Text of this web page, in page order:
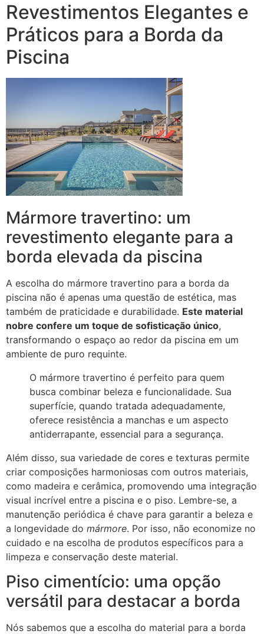
Revestimentos Elegantes e
Práticos para a Borda da
Piscina
Mármore travertino: um
revestimento elegante para a
borda elevada da piscina
A escolha do mármore travertino para a borda da
piscina não é apenas uma questão de estética, mas
também de praticidade e durabilidade. Este material
nobre confere um toque de sofisticação único,
transformando o espaço ao redor da piscina em um
ambiente de puro requinte.
O mármore travertino é perfeito para quem
busca combinar beleza e funcionalidade. Sua
superfície, quando tratada adequadamente,
oferece resistência a manchas e um aspecto
antiderrapante, essencial para a segurança.
Além disso, sua variedade de cores e texturas permite
criar composições harmoniosas com outros materiais,
como madeira e cerâmica, promovendo uma integração
visual incrível entre a piscina e o piso. Lembre-se, a
manutenção periódica é chave para garantir a beleza e
a longevidade do mármore. Por isso, não economize no
cuidado e na escolha de produtos específicos para a
limpeza e conservação deste material.
Piso cimentício: uma opção
versátil para destacar a borda
Nós sabemos que a escolha do material para a borda